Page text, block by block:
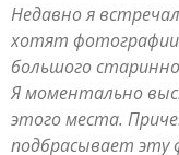
Недавно я
хотят
большого
Я моментально
этого места.
подбрасывает эту